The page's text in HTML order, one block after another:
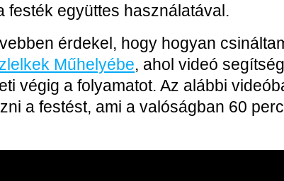
festék együttes használatával.
érdekel, hogy hogyan
Műhelyébe, ahol videó
végig a folyamatot. Az alábbi
a festést, ami a valóságban 60